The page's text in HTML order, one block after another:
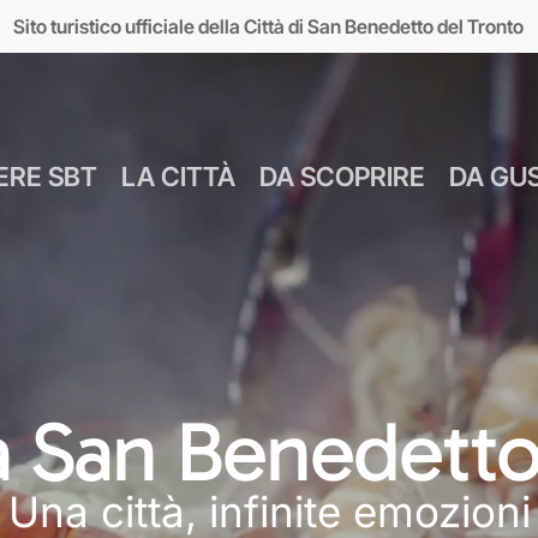
Sito turistico ufficiale della Città di San Benedetto del Tronto
Luglio
Agosto
Food
SBT LA CITTÀ DA SCOPRIRE
d’Arte sul Mare
MARE
Lungomare
Giardini sul mare
DA
Bus Navetta
Come Spostarsi
Come Arrivare
San
Una città, infinite emozioni